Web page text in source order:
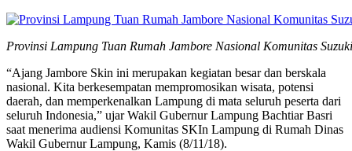
Provinsi Lampung Tuan Rumah Jambore Nasional Komunitas
“Ajang Jambore Skin ini merupakan kegiatan besar dan berskala
nasional. Kita berkesempatan mempromosikan wisata, potensi
daerah, dan memperkenalkan Lampung di mata seluruh peserta dari
seluruh Indonesia,” ujar Wakil Gubernur Lampung Bachtiar Basri
saat menerima audiensi Komunitas SKIn Lampung di Rumah Dinas
Wakil Gubernur Lampung, Kamis (8/11/18).